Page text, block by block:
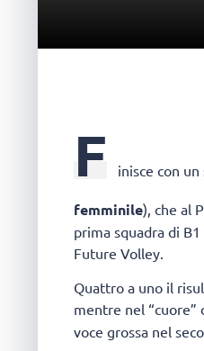
F inisce con
femminile), che al
prima squadra di
Future Volley.
Quattro a uno il
mentre nel “cuore”
voce grossa nel